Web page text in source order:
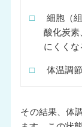
□
細胞（
酸化炭
にくくな
□ 体温調
その結果、体